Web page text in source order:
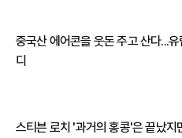
중국산 에어콘을 웃돈 주고 산다...유
디
스티븐 로치 '과거의 홍콩'은 끝났지